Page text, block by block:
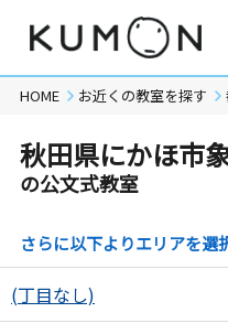
HOME お近くの教室を探す
秋田県にかほ市
の公文式教室
さらに以下よりエリアを選
(丁目なし)